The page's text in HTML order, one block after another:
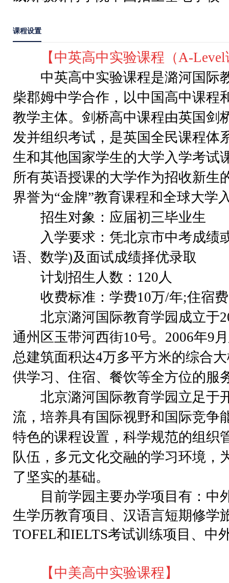
课程设置
【中英高中实验课程（A-
中英高中实验课程是潞河国际
柴郡姆中学合作，以中国高中课程
教学主体。剑桥高中课程由英国剑
发并组织考试，是英国全民课程体
生和其他国家学生的大学入学考试
所有英语授课的大学作为招收新生
界誉为“金牌”教育课程和全球大学
招生对象：应届初三毕业生
入学要求：凭北京市中考成绩
语、数学)及面试成绩择优录取
计划招生人数：120人
收费标准：学费10万/年;住宿费
北京潞河国际教育学园成立于
通州区玉带河西街10号。2006年9
总建筑面积达4万多平方米的综合
供学习、住宿、餐饮等全方位的服
北京潞河国际教育学园立足于
流，培养具有国际视野和国际竞争
特色的课程设置，科学规范的组织
队伍，多元文化交融的学习环境，
了坚实的基础。
目前学园主要办学项目有：中
生学历教育项目、汉语言短期修学
TOFEL和IELTS考试训练项目、中
【中美高中实验课程】